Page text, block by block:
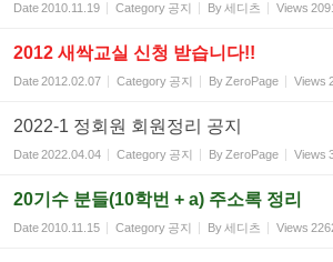
Date2010.11.19 Category 공지 By세디츠 Views
2012 새싹교실 신청 받습니다!!
Date2012.02.07 Category 공지 By ZeroPage Views
2022-1 정회원 회원정리 공지
Date2022.04.04 Category 공지 By ZeroPage Views
20기수 분들(10학번 + a) 주소록 정리
Date2010.11.15 Category 공지 By세디츠 Views